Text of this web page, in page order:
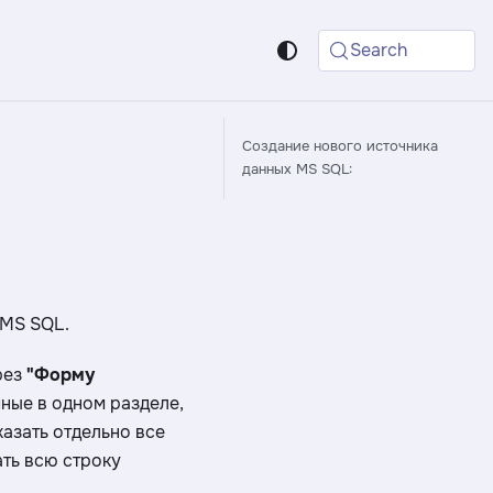
Search
SQL.
"Форму
в одном разделе,
отдельно все
всю строку
Создание нового источника
данных MS SQL: